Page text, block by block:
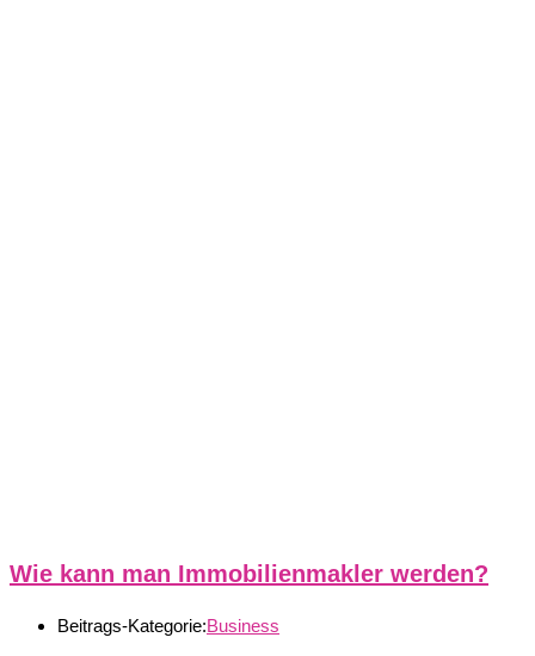
Wie kann man Immobilienmakler werden?
Beitrags-Kategorie:Business